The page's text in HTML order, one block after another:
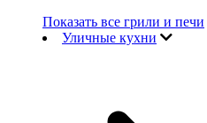
Показать все грили и печи
Уличные кухни